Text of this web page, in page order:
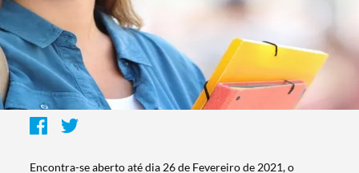
Encontra-se aberto até dia 26 de Fevereiro de 2021, o